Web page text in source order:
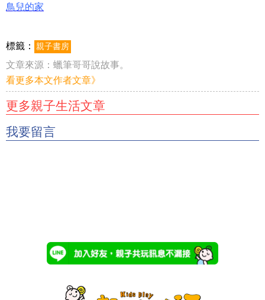
鳥兒的家
標籤： 親子書房
文章來源： 蠟筆哥哥說故事。
看更多本文作者文章》
更多親子生活文章
我要留言